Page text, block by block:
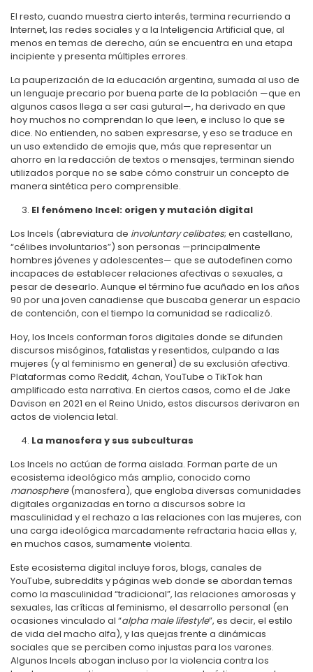
El resto, cuando muestra cierto interés, termina recurriendo a
Internet, las redes sociales y a la Inteligencia Artificial que, al
menos en temas de derecho, aún se encuentra en una etapa
incipiente y presenta múltiples errores.
La pauperización de la educación argentina, sumada al uso de
un lenguaje precario por buena parte de la población —que en
algunos casos llega a ser casi gutural—, ha derivado en que
hoy muchos no comprendan lo que leen, e incluso lo que se
dice. No entienden, no saben expresarse, y eso se traduce en
un uso extendido de emojis que, más que representar un
ahorro en la redacción de textos o mensajes, terminan siendo
utilizados porque no se sabe cómo construir un concepto de
manera sintética pero comprensible.
El fenómeno Incel: origen y mutación digital
Los Incels (abreviatura de involuntary celibates; en castellano,
“célibes involuntarios”) son personas —principalmente
hombres jóvenes y adolescentes— que se autodefinen como
incapaces de establecer relaciones afectivas o sexuales, a
pesar de desearlo. Aunque el término fue acuñado en los años
90 por una joven canadiense que buscaba generar un espacio
de contención, con el tiempo la comunidad se radicalizó.
Hoy, los Incels conforman foros digitales donde se difunden
discursos misóginos, fatalistas y resentidos, culpando a las
mujeres (y al feminismo en general) de su exclusión afectiva.
Plataformas como Reddit, 4chan, YouTube o TikTok han
amplificado esta narrativa. En ciertos casos, como el de Jake
Davison en 2021 en el Reino Unido, estos discursos derivaron en
actos de violencia letal.
La manosfera y sus subculturas
Los Incels no actúan de forma aislada. Forman parte de un
ecosistema ideológico más amplio, conocido como
manosphere(manosfera), que engloba diversas comunidades
digitales organizadas en torno a discursos sobre la
masculinidad y el rechazo a las relaciones con las mujeres, con
una carga ideológica marcadamente refractaria hacia ellas y,
en muchos casos, sumamente violenta.
Este ecosistema digital incluye foros, blogs, canales de
YouTube, subreddits y páginas web donde se abordan temas
como la masculinidad “tradicional”, las relaciones amorosas y
sexuales, las críticas al feminismo, el desarrollo personal (en
ocasiones vinculado al “alpha male lifestyle”, es decir, el estilo
de vida del macho alfa), y las quejas frente a dinámicas
sociales que se perciben como injustas para los varones.
Algunos Incels abogan incluso por la violencia contra los